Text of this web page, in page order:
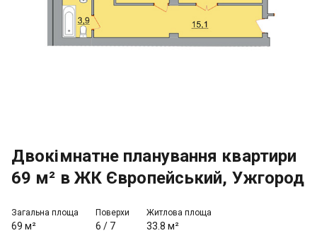
Двокімнатне планування квартири
69 м² в ЖК Європейський, Ужгород
Загальна площа
69 м²
Поверхи
6 / 7
Житлова площа
33.8 м²